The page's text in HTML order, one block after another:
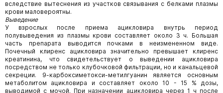
вследствие вытеснения из участков связывания с белками плазмы
крови маловероятны.
Выведение
У взрослых после приема ацикловира внутрь период
полувыведения из плазмы крови составляет около 3 ч. Большая
часть препарата выводится почками в неизмененном виде.
Почечный клиренс ацикловира значительно превышает клиренс
креатинина, что свидетельствует о выведении ацикловира
посредством не только клубочковой фильтрации, но и канальцевой
секреции. 9-карбоксиметокси-метилгуанин является основным
метаболитом ацикловира и составляет около 10 - 15 % дозы,
выводимой с мочой. При назначении ацикловира через 1 ч после